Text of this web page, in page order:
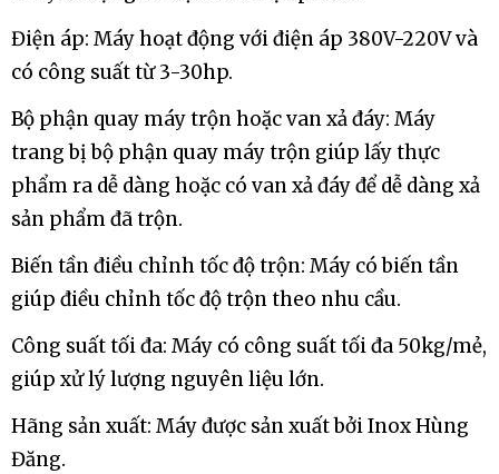
Điện áp: Máy hoạt động với điện áp 380V-220V và
có công suất từ 3-30hp.
Bộ phận quay máy trộn hoặc van xả đáy: Máy
trang bị bộ phận quay máy trộn giúp lấy thực
phẩm ra dễ dàng hoặc có van xả đáy để dễ dàng xả
sản phẩm đã trộn.
Biến tần điều chỉnh tốc độ trộn: Máy có biến tần
giúp điều chỉnh tốc độ trộn theo nhu cầu.
Công suất tối đa: Máy có công suất tối đa 50kg/mẻ,
giúp xử lý lượng nguyên liệu lớn.
Hãng sản xuất: Máy được sản xuất bởi Inox Hùng
Đăng.